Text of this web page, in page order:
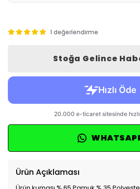
1 değerlendirme
Stoğa Gelince
Ürün Açıklaması